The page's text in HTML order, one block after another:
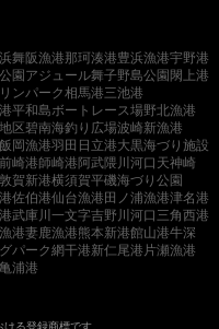
舞阪漁港那珂湊港豊浜漁港宇野港
園アジュール舞子野島公園閖上港
ンパーク相馬港三池港
平和島ボートレース場野北漁港
区碧南海釣り広場波崎新漁港
飯岡漁港羽田 日立港大黒海づり施設
崎港師崎港阿武隈川河口 天神崎
敦賀新港横須賀平磯海づり公園
佐伯港仙台漁港田ノ浦漁港津名港
武庫川一文字吉野川河口 三角西港
港妻鹿漁港熊本新港館山港牛深
パーク網干港新仁尾港 片瀬漁港
亀浦港
る登録商標です。